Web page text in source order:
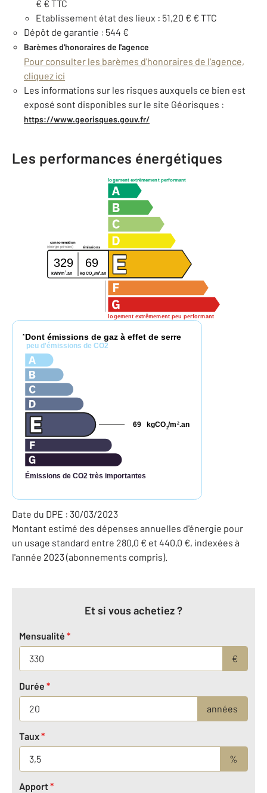
€ € TTC
Etablissement état des lieux : 51,20 € € TTC
Dépôt de garantie : 544 €
Barèmes d'honoraires de l'agence
Pour consulter les barèmes d'honoraires de l'agence,
cliquez ici
Les informations sur les risques auxquels ce bien est
exposé sont disponibles sur le site Géorisques :
https://www.georisques.gouv.fr/
Les performances énergétiques
logement extrêmement performant
logement extrêmement peu performant
consommation
émissions
(énergie primaire)
329 69
kWh/m2.an kg CO2/m2 .an
* Dont émissions de gaz à effet de serre
peu d'émissions de CO2
Émissions de CO2 très importantes
kgCO2/m 2.an
69
Date du DPE : 30/03/2023
Montant estimé des dépenses annuelles d'énergie pour
un usage standard entre 280,0 € et 440,0 €, indexées à
l'année 2023 (abonnements compris).
Et si vous achetiez ?
Mensualité *
€
Durée *
années
Taux*
%
Apport*